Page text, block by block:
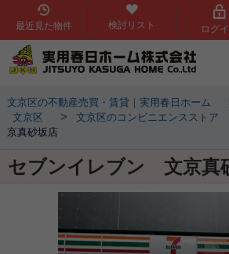
最近見た物件 検討リスト ログ
文京区の不動産売買・賃貸｜実用春日ホーム
文京区 > 文京区のコンビニエンスストア
京真砂坂店
セブンイレブン 文京真